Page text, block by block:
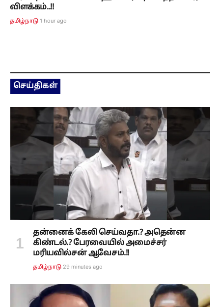
விளக்கம்..!!
தமிழ்நாடு 1 hour ago
செய்திகள்
தன்னைக் கேலி செய்வதா.? அதென்ன
கிண்டல்.? பேரவையில் அமைச்சர்
மரியவில்சன் ஆவேசம்.!!
தமிழ்நாடு 29 minutes ago